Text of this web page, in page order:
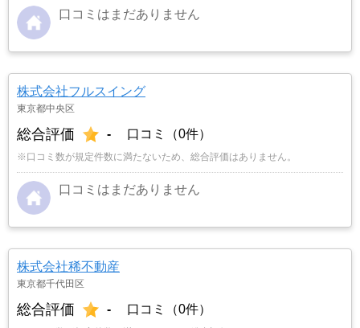
口コミはまだありません
株式会社フルスイング
東京都中央区
総合評価 - 口コミ（0件）
※口コミ数が規定件数に満たないため、総合評価はありません。
口コミはまだありません
株式会社稀不動産
東京都千代田区
総合評価 - 口コミ（0件）